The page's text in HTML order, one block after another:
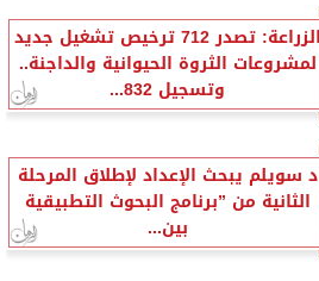
الزراعة: تصدر 712 ترخيص تشغيل جديد
لمشروعات الثروة الحيوانية والداجنة..
وتسجيل 832...
د سويلم يبحث الإعداد لإطلاق المرحلة
الثانية من ”برنامج البحوث التطبيقية
بين...